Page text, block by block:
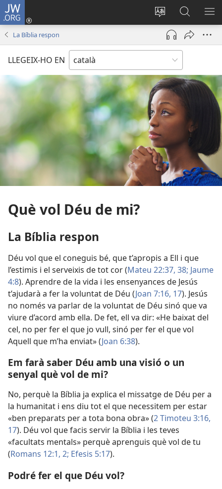
JW.ORG
Canvia
d’idioma
Inicia
sessió
(obre
finestra
Cerca
jw.org
La Bíblia respon
LLEGEIX-HO EN
Què vol Déu de mi?
La Bíblia respon
Déu vol que el coneguis bé, que t’apropis a Ell i que
l’estimis i el serveixis de tot cor (Mateu 22:37, 38; Jaume
4:8). Aprendre de la vida i les ensenyances de Jesús
t’ajudarà a fer la voluntat de Déu (Joan 7:16, 17). Jesús
no només va parlar de la voluntat de Déu sinó que va
viure d’acord amb ella. De fet, ell va dir: «He baixat del
cel, no per fer el que jo vull, sinó per fer el que vol
Aquell que m’ha enviat» (Joan 6:38).
Em farà saber Déu amb una visió o un
senyal què vol de mi?
No, perquè la Bíblia ja explica el missatge de Déu per a
la humanitat i ens diu tot el que necessitem per estar
«ben preparats per a tota bona obra» (2 Timoteu 3:16,
17). Déu vol que facis servir la Bíblia i les teves
«facultats mentals» perquè aprenguis què vol de tu
(Romans 12:1, 2; Efesis 5:17).
Podré fer el que Déu vol?